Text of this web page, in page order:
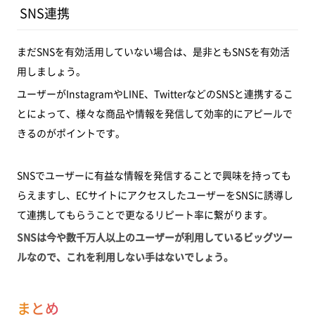
SNS連携
まだSNSを有効活用していない場合は、是非ともSNSを有効活
用しましょう。
ユーザーがInstagramやLINE、TwitterなどのSNSと連携するこ
とによって、様々な商品や情報を発信して効率的にアピールで
きるのがポイントです。
SNSでユーザーに有益な情報を発信することで興味を持っても
らえますし、ECサイトにアクセスしたユーザーをSNSに誘導し
て連携してもらうことで更なるリピート率に繋がります。
SNSは今や数千万人以上のユーザーが利用しているビッグツー
ルなので、これを利用しない手はないでしょう。
まとめ